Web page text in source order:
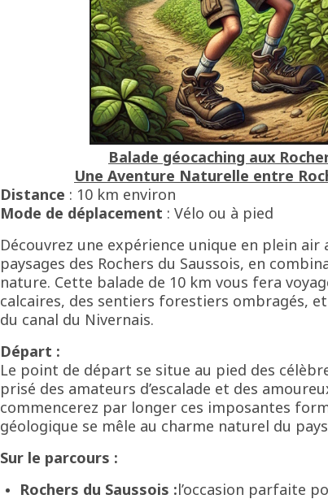
Balade géocaching aux
Une Aventure Naturelle entre
Distance : 10 km environ
Mode de déplacement : Vélo ou à pied
Découvrez une expérience unique en plein
paysages des Rochers du Saussois, en
nature. Cette balade de 10 km vous fera
calcaires, des sentiers forestiers ombragés,
du canal du Nivernais.
Départ :
Le point de départ se situe au pied des
prisé des amateurs d’escalade et des
commencerez par longer ces imposantes
géologique se mêle au charme naturel du
Sur le parcours :
Rochers du Saussois :l’occasion parfaite